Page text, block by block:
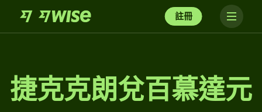
註冊
捷克克朗兌百慕達元